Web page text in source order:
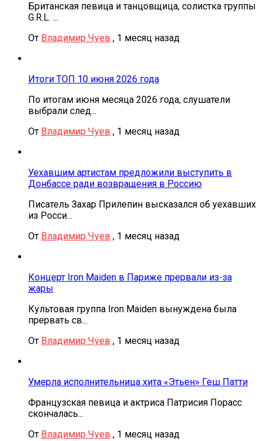
Британская певица и танцовщица, солистка группы
G.R.L. ...
От Владимир Чуев , 1 месяц назад
Итоги ТОП 10 июня 2026 года
По итогам июня месяца 2026 года, слушатели
выбрали след...
От Владимир Чуев , 1 месяц назад
Уехавшим артистам предложили выступить в
Донбассе ради возвращения в Россию
Писатель Захар Прилепин высказался об уехавших
из Росси...
От Владимир Чуев , 1 месяц назад
Концерт Iron Maiden в Париже прервали из-за
жары
Культовая группа Iron Maiden вынуждена была
прервать св...
От Владимир Чуев , 1 месяц назад
Умерла исполнительница хита «Этьен» Геш Патти
Французская певица и актриса Патрисия Порасс
скончалась...
От Владимир Чуев , 1 месяц назад